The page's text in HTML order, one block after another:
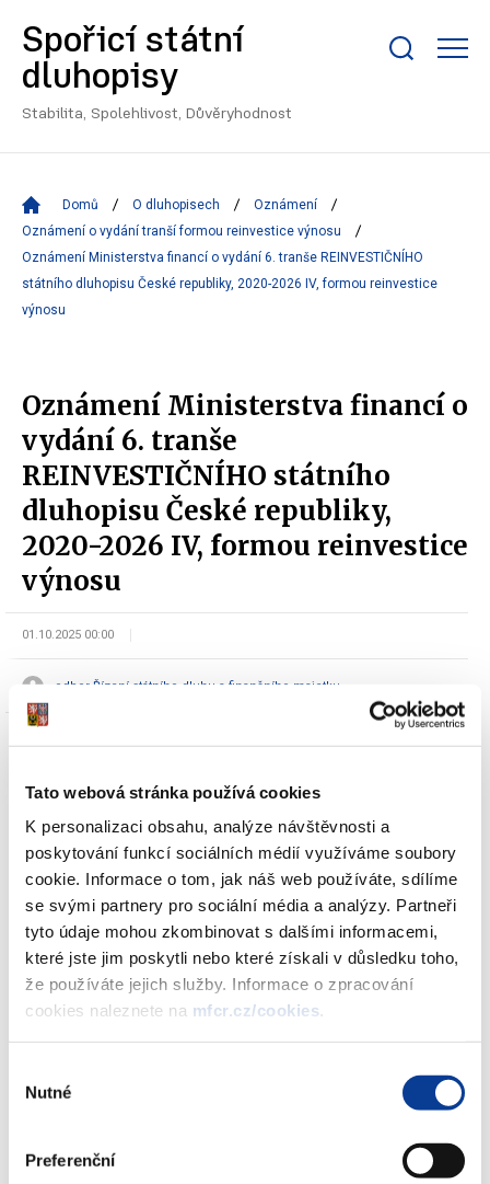
Tato webová stránka používá cookies
K personalizaci obsahu, analýze návštěvnosti a
poskytování funkcí sociálních médií využíváme soubory
cookie. Informace o tom, jak náš web používáte, sdílíme
se svými partnery pro sociální média a analýzy. Partneři
tyto údaje mohou zkombinovat s dalšími informacemi,
které jste jim poskytli nebo které získali v důsledku toho,
že používáte jejich služby. Informace o zpracování
cookies naleznete na mfcr.cz/cookies.
souhlasu
Nutné
Preferenční
Spořicí státní
dluhopisy
Stabilita, Spolehlivost, Důvěryhodnost
Domů O dluhopisech
Oznámení
Oznámení o vydání tranší formou reinvestice výnosu
Oznámení Ministerstva financí o vydání 6. tranše REINVESTIČNÍHO
státního dluhopisu České republiky, 2020-2026 IV, formou reinvestice
výnosu
Oznámení Ministerstva financí o
vydání 6. tranše
REINVESTIČNÍHO státního
dluhopisu České republiky,
2020-2026 IV, formou reinvestice
výnosu
01.10.2025 00:00
odbor Řízení státního dluhu a finančního majetku
Dokumenty ke stažení
Oznámení Ministerstva financí o
vydání 6. tranše REINVESTIČNÍHO
státního dluhopisu České republiky,
2020-2026 IV, formou reinvestice